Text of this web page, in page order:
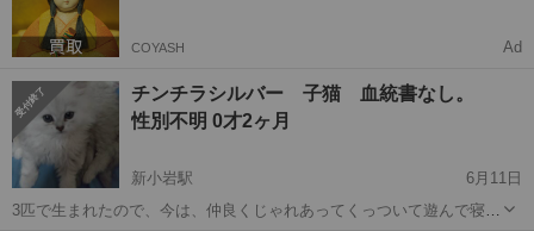
COYASH Ad
チンチラシルバー 子猫 血統書なし。
性別不明 0才2ヶ月
新小岩駅
6月11日
3匹で生まれたので、今は、仲良くじゃれあってくっついて遊んで寝て